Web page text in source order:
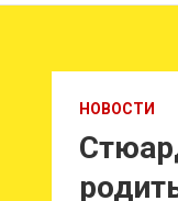
НОВОСТИ